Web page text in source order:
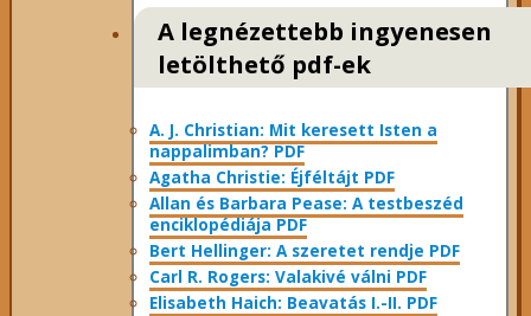
A legnézettebb ingyenesen
letölthető pdf-ek
A. J. Christian: Mit keresett Isten a
nappalimban? PDF
Agatha Christie: Éjféltájt PDF
Allan és Barbara Pease: A testbeszéd
enciklopédiája PDF
Bert Hellinger: A ​szeretet rendje PDF
Carl R. Rogers: Valakivé válni PDF
Elisabeth Haich: Beavatás I.-II. PDF